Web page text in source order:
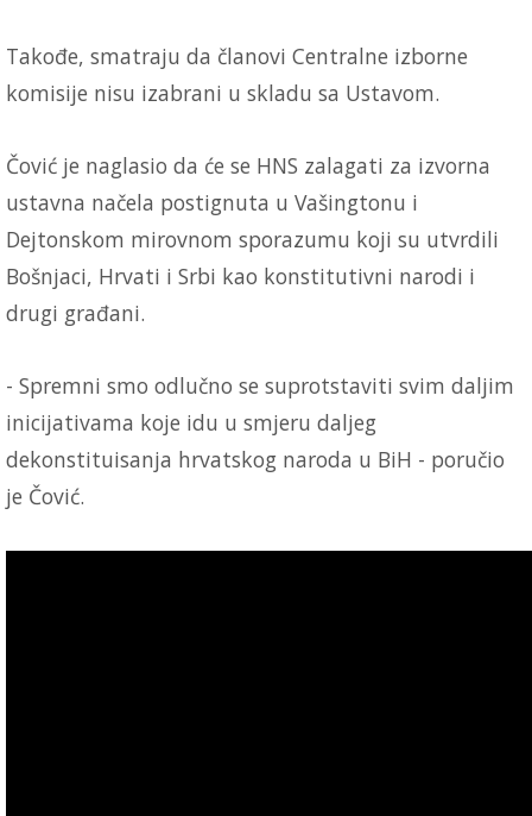
Takođe, smatraju da članovi Centralne izborne
komisije nisu izabrani u skladu sa Ustavom.
Čović je naglasio da će se HNS zalagati za izvorna
ustavna načela postignuta u Vašingtonu i
Dejtonskom mirovnom sporazumu koji su utvrdili
Bošnjaci, Hrvati i Srbi kao konstitutivni narodi i
drugi građani.
- Spremni smo odlučno se suprotstaviti svim daljim
inicijativama koje idu u smjeru daljeg
dekonstituisanja hrvatskog naroda u BiH - poručio
je Čović.